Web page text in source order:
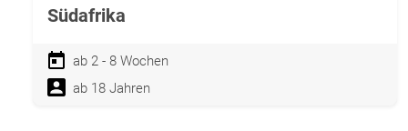
Südafrika
ab 2 - 8 Wochen
ab 18 Jahren